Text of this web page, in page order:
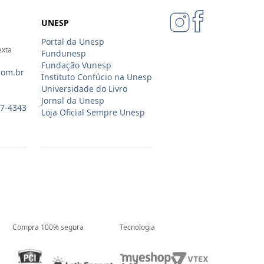
4343
UNESP
Portal da Unesp
Fundunesp
Fundação Vunesp
Instituto Confúcio na Unesp
Universidade do Livro
Jornal da Unesp
Loja Oficial Sempre Unesp
Compra 100% segura Tecnologia